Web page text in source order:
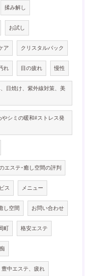
揉み解し
お試し
ア クリスタルパック
れ 目の疲れ 慢性
日焼け、紫外線対策、美
シミの暖和#ストレス発
エステ･癒し空間の評判
ス メニュー
し空間 お問い合わせ
町 格安エステ
豊中エステ、疲れ